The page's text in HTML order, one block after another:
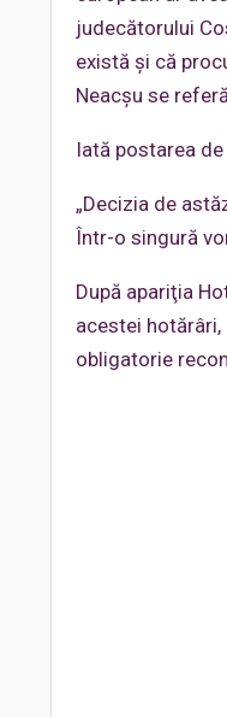
judecătorului
există şi că
Neacşu se
Iată postarea
„Decizia de
Într-o singură
După apariţia
acestei
obligatorie